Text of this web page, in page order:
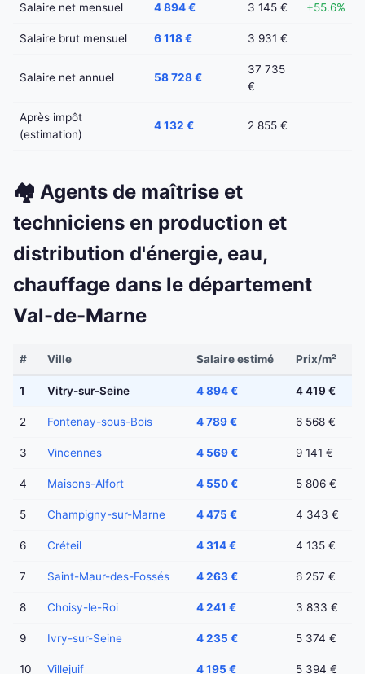
Salaire net mensuel 4 894 € 3 145 € +55.6%
Salaire brut mensuel 6 118 € 3 931 €
Salaire net annuel 58 728 €
37 735
€
Après impôt
(estimation)
4 132 € 2 855 €
🏘️ Agents de maîtrise et
techniciens en production et
distribution d'énergie, eau,
chauffage dans le département
Val-de-Marne
# Ville Salaire estimé Prix/m²
1 Vitry-sur-Seine 4 894 € 4 419 €
2 Fontenay-sous-Bois 4 789 € 6 568 €
3 Vincennes 4 569 € 9 141 €
4 Maisons-Alfort 4 550 € 5 806 €
5 Champigny-sur-Marne 4 475 € 4 343 €
6 Créteil 4 314 € 4 135 €
7 Saint-Maur-des-Fossés 4 263 € 6 257 €
8 Choisy-le-Roi 4 241 € 3 833 €
9 Ivry-sur-Seine 4 235 € 5 374 €
10 Villejuif 4 195 € 5 394 €